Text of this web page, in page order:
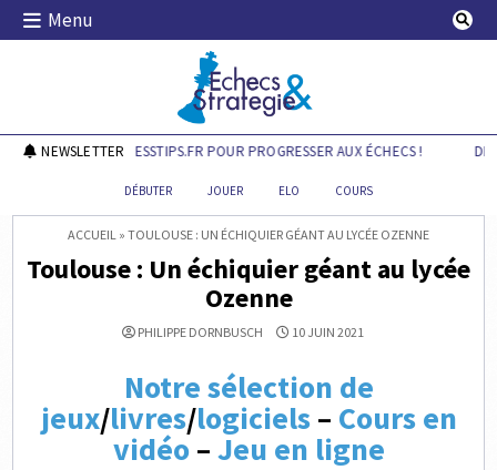
Skip
Menu
Echecs & Stratégie
NEWSLETTER
DÉCOUVREZ CHESSTIPS.FR POUR PROGRESSER AUX ÉCHECS !
DÉBUTER JOUER ELO COURS
ACCUEIL » TOULOUSE : UN ÉCHIQUIER GÉANT AU LYCÉE OZENNE
Toulouse : Un échiquier géant au lycée
Ozenne
PHILIPPE DORNBUSCH 10 JUIN 2021
Notre sélection de
jeux/livres/logiciels– Cours en
vidéo–Jeu en ligne